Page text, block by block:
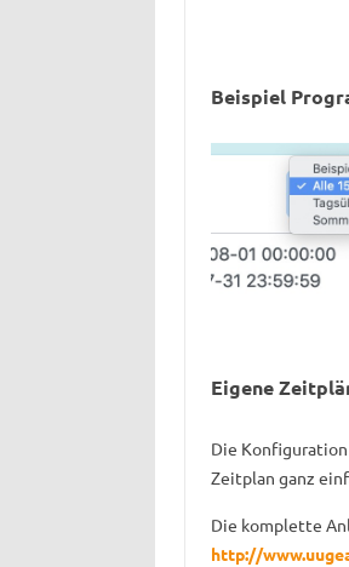
Beispiel
Eigene
Die
Zeitplan ganz
Die komplette
http://